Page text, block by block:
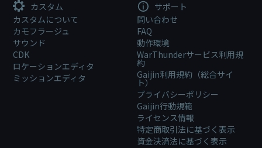
カスタム
カスタムについて
カモフラージュ
サウンド
CDK
ロケーションエディタ
ミッションエディタ
サポート
問い合わせ
FAQ
動作環境
WarThunderサービス利用規
約
Gaijin利用規約（総合サイ
ト）
プライバシーポリシー
Gaijin行動規範
ライセンス情報
特定商取引法に基づく表示
資金決済法に基づく表示